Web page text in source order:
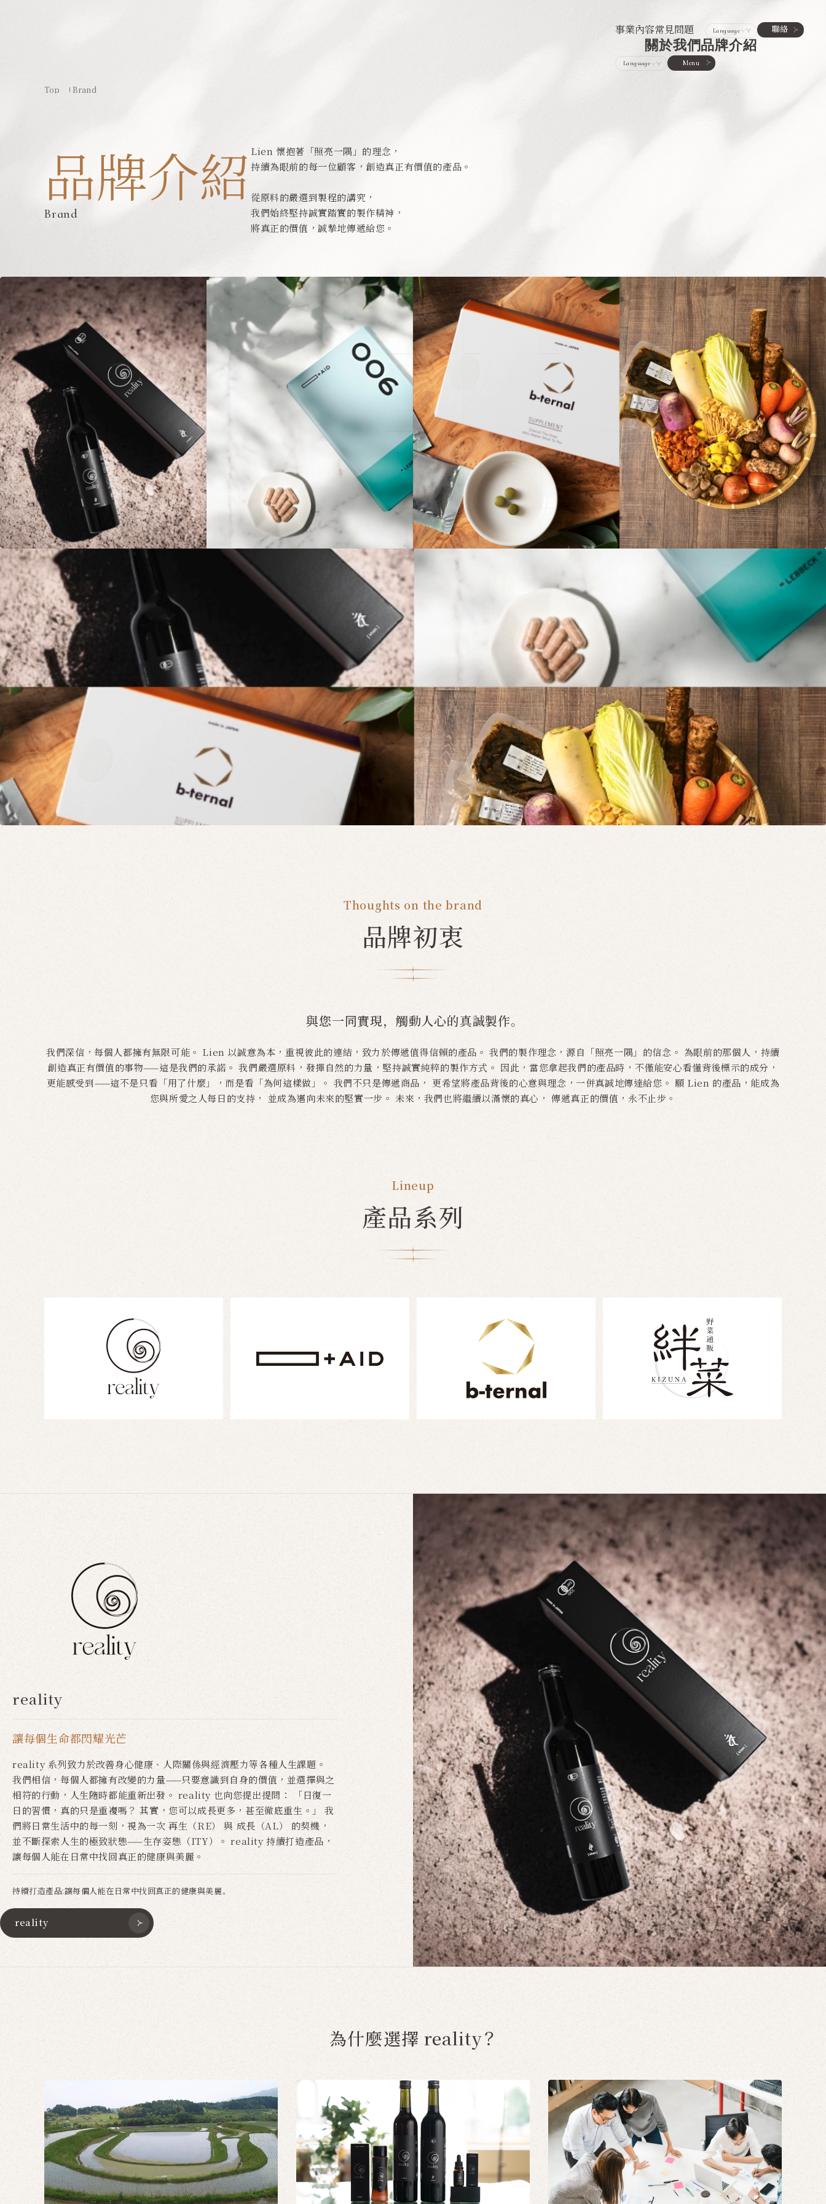
事業內容常見問題
關於我們品牌介紹
聯絡
Menu
Top Brand
品牌介紹
Brand
Lien 懷抱著「照亮一隅」的理念，
持續為眼前的每一位顧客，創造真正有價值的產品。
從原料的嚴選到製程的講究，
我們始終堅持誠實踏實的製作精神，
將真正的價值，誠摯地傳遞給您。
Thoughts on the brand
品牌初衷
與您一同實現，觸動人心的真誠製作。
我們深信，每個人都擁有無限可能。 Lien 以誠意為本，重視彼此的連結，致力於傳遞值得信賴的產品。 我們的製作理念，源自「照亮一隅」的信念。 為眼前的那個人，持續
創造真正有價值的事物——這是我們的承諾。 我們嚴選原料，發揮自然的力量，堅持誠實純粹的製作方式。 因此，當您拿起我們的產品時，不僅能安心看懂背後標示的成分，
更能感受到——這不是只看「用了什麼」，而是看「為何這樣做」。 我們不只是傳遞商品， 更希望將產品背後的心意與理念，一併真誠地傳達給您。 願 Lien 的產品，能成為
您與所愛之人每日的支持， 並成為邁向未來的堅實一步。 未來，我們也將繼續以滿懷的真心， 傳遞真正的價值，永不止步。
Lineup
產品系列
reality
讓每個生命都閃耀光芒
reality 系列致力於改善身心健康、人際關係與經濟壓力等各種人生課題。
我們相信，每個人都擁有改變的力量——只要意識到自身的價值，並選擇與之
相符的行動，人生隨時都能重新出發。 reality 也向您提出提問： 「日復一
日的習慣，真的只是重複嗎？ 其實，您可以成長更多，甚至徹底重生。」 我
們將日常生活中的每一刻，視為一次 再生（RE） 與 成長（AL） 的契機，
並不斷探索人生的極致狀態——生存姿態（ITY）。 reality 持續打造產品，
讓每個人能在日常中找回真正的健康與美麗。
持續打造產品:讓每個人能在日常中找回真正的健康與美麗。
reality
為什麼選擇 reality？